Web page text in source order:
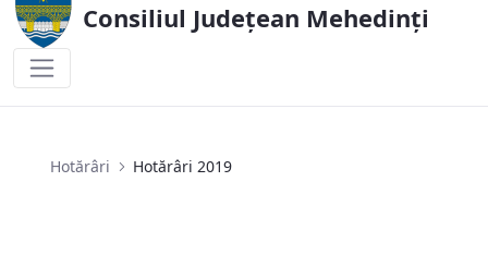
Consiliul Județean Mehedinți
Hotărâri Hotărâri 2019